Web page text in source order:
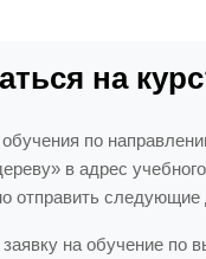
на
по
в адрес
отправить следующие
на обучение по